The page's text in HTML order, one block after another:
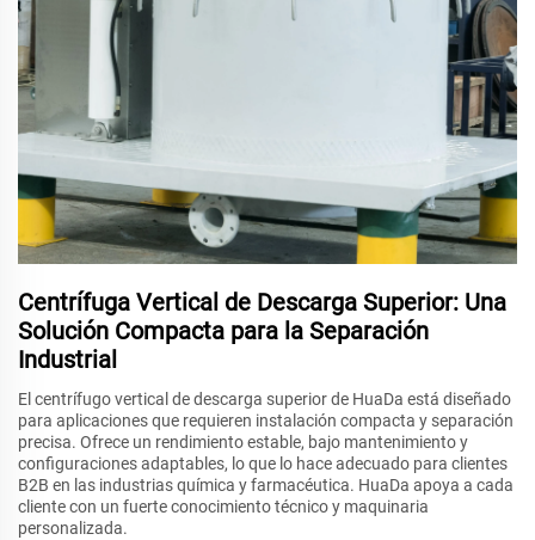
Centrífuga Vertical de Descarga Superior: Una
Solución Compacta para la Separación
Industrial
El centrífugo vertical de descarga superior de HuaDa está diseñado
para aplicaciones que requieren instalación compacta y separación
precisa. Ofrece un rendimiento estable, bajo mantenimiento y
configuraciones adaptables, lo que lo hace adecuado para clientes
B2B en las industrias química y farmacéutica. HuaDa apoya a cada
cliente con un fuerte conocimiento técnico y maquinaria
personalizada.